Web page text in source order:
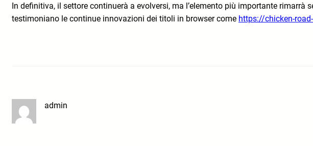
In definitiva, il settore continuerà a evolversi, ma l’elemento più importante
testimoniano le continue innovazioni dei titoli in browser come https://chicken-
admin